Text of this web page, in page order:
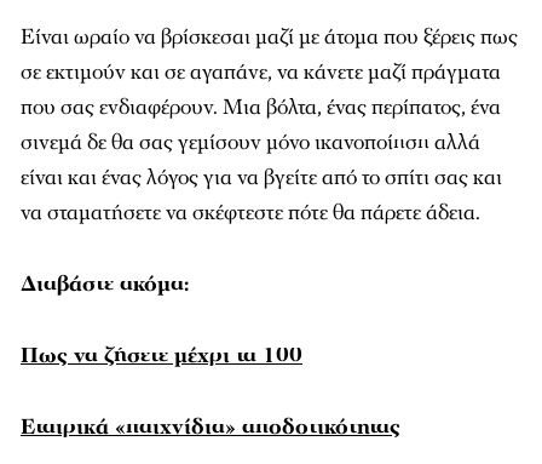
Είναι ωραίο να βρίσκεσαι μαζί με άτομα που ξέρεις πως
σε εκτιμούν και σε αγαπάνε, να κάνετε μαζί πράγματα
που σας ενδιαφέρουν. Μια βόλτα, ένας περίπατος, ένα
σινεμά δε θα σας γεμίσουν μόνο ικανοποίηση αλλά
είναι και ένας λόγος για να βγείτε από το σπίτι σας και
να σταματήσετε να σκέφτεστε πότε θα πάρετε άδεια.
Διαβάστε ακόμα:
Πως να ζήσετε μέχρι τα 100
Εταιρικά «παιχνίδια» αποδοτικότητας